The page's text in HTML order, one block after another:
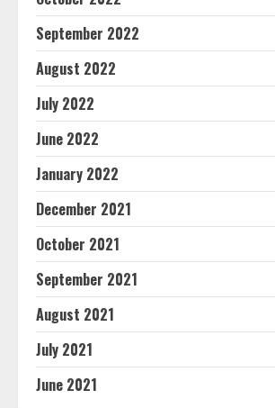
September 2022
August 2022
July 2022
June 2022
January 2022
December 2021
October 2021
September 2021
August 2021
July 2021
June 2021